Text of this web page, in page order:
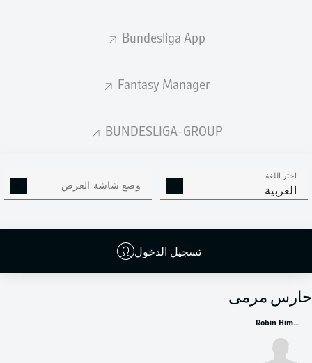
Bundesliga App
Fantasy Manager
BUNDESLIGA-GROUP
اختر اللغة
العربية وضع شاشة العرض
تسجيل الدخول
Hans Christian Bernat
Lilian Egloff
Danyal Zor
حارس مرمى
Robin Himmelmann